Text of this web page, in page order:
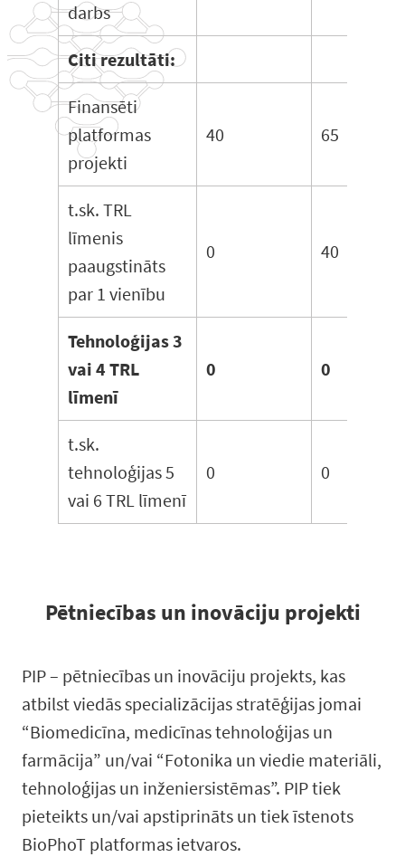
darbs
Citi rezultāti:
Finansēti
platformas
projekti
40 65
t.sk. TRL
līmenis
paaugstināts
par 1 vienību
0 40
Tehnoloģijas 3
vai 4 TRL
līmenī
0 0
t.sk.
tehnoloģijas 5
vai 6 TRL līmenī
0 0
Pētniecības un inovāciju projekti
PIP – pētniecības un inovāciju projekts, kas
atbilst viedās specializācijas stratēģijas jomai
“Biomedicīna, medicīnas tehnoloģijas un
farmācija” un/vai “Fotonika un viedie materiāli,
tehnoloģijas un inženiersistēmas”. PIP tiek
pieteikts un/vai apstiprināts un tiek īstenots
BioPhoT platformas ietvaros.